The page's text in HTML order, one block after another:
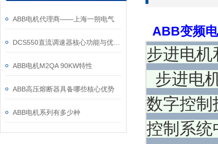
ABB电机代理商——上海一朔电气
ABB电机M2QA 90KW特性
ABB高压熔断器具备哪些核心优势
ABB电机系列有多少种
ABB变频
步进电
步进电
数字控制
控制系统